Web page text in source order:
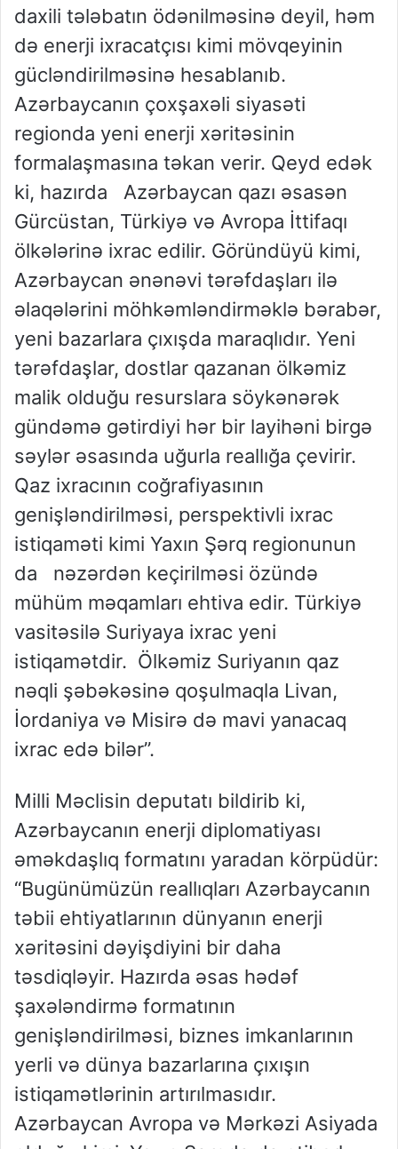
daxili tələbatın ödənilməsinə deyil, həm
də enerji ixracatçısı kimi mövqeyinin
gücləndirilməsinə hesablanıb.
Azərbaycanın çoxşaxəli siyasəti
regionda yeni enerji xəritəsinin
formalaşmasına təkan verir. Qeyd edək
ki, hazırda Azərbaycan qazı əsasən
Gürcüstan, Türkiyə və Avropa İttifaqı
ölkələrinə ixrac edilir. Göründüyü kimi,
Azərbaycan ənənəvi tərəfdaşları ilə
əlaqələrini möhkəmləndirməklə bərabər,
yeni bazarlara çıxışda maraqlıdır. Yeni
tərəfdaşlar, dostlar qazanan ölkəmiz
malik olduğu resurslara söykənərək
gündəmə gətirdiyi hər bir layihəni birgə
səylər əsasında uğurla reallığa çevirir.
Qaz ixracının coğrafiyasının
genişləndirilməsi, perspektivli ixrac
istiqaməti kimi Yaxın Şərq regionunun
da nəzərdən keçirilməsi özündə
mühüm məqamları ehtiva edir. Türkiyə
vasitəsilə Suriyaya ixrac yeni
istiqamətdir. Ölkəmiz Suriyanın qaz
nəqli şəbəkəsinə qoşulmaqla Livan,
İordaniya və Misirə də mavi yanacaq
ixrac edə bilər”.
Milli Məclisin deputatı bildirib ki,
Azərbaycanın enerji diplomatiyası
əməkdaşlıq formatını yaradan körpüdür:
“Bugünümüzün reallıqları Azərbaycanın
təbii ehtiyatlarının dünyanın enerji
xəritəsini dəyişdiyini bir daha
təsdiqləyir. Hazırda əsas hədəf
şaxələndirmə formatının
genişləndirilməsi, biznes imkanlarının
yerli və dünya bazarlarına çıxışın
istiqamətlərinin artırılmasıdır.
Azərbaycan Avropa və Mərkəzi Asiyada